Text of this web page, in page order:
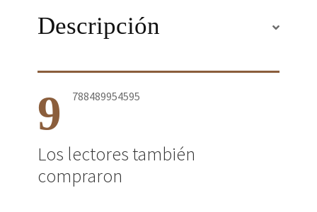
Descripción
9 788489954595
Los lectores también
compraron